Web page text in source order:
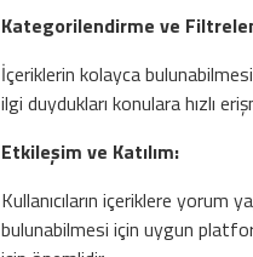
Kategorilendirme ve
İçeriklerin kolayca
ilgi duydukları konulara hızlı
Etkileşim ve Katılım:
Kullanıcıların içeriklere
bulunabilmesi için uygun